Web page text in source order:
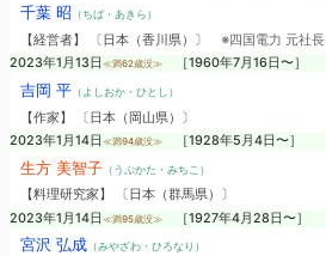
千葉 昭 （ちば・あきら）
【経営者】 〔日本（香川県）〕 ※四国電力 元社長
2023年1月13日 ≪満62歳没≫ ［1960年7月16日〜］
吉岡 平（よしおか・ひとし）
【作家】 〔日本（岡山県）〕
2023年1月14日 ≪満94歳没≫ ［1928年5月4日〜］
生方 美智子（うぶかた・みちこ）
【料理研究家】 〔日本（群馬県）〕
2023年1月14日 ≪満95歳没≫ ［1927年4月28日〜］
宮沢 弘成（みやざわ・ひろなり）